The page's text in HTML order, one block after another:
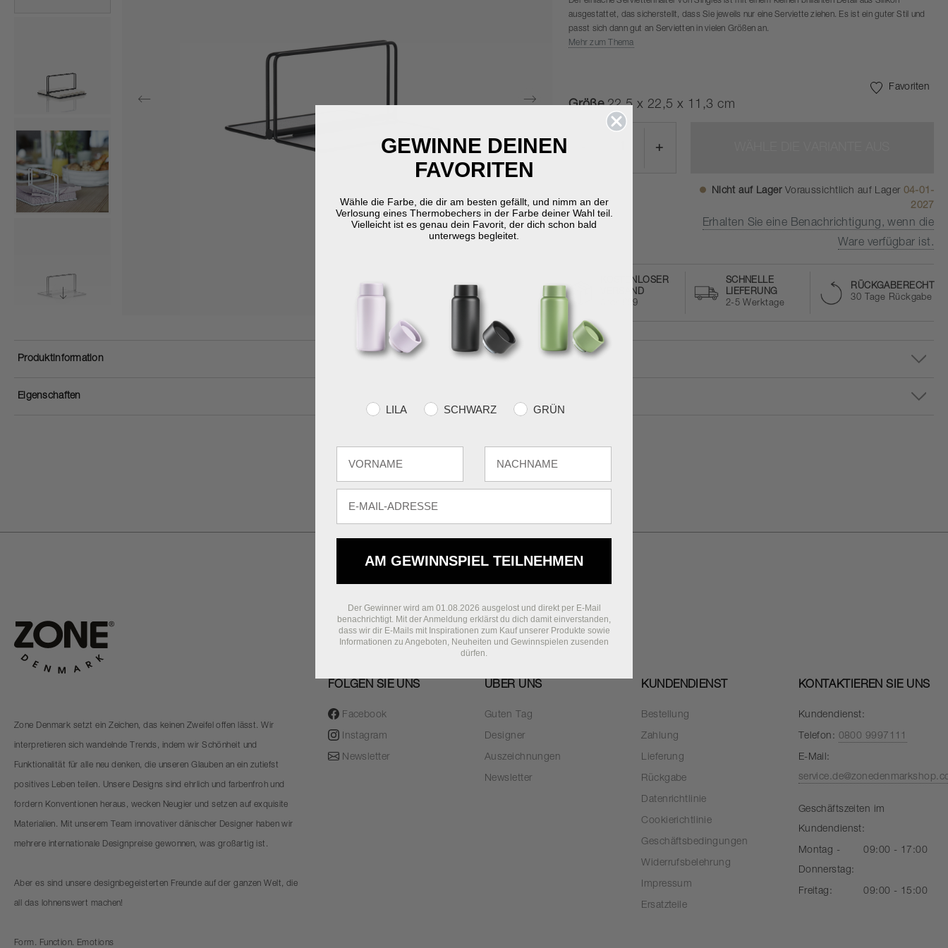
ausgestattet, das sicherstellt, dass Sie jeweils nur eine Serviette ziehen. Es ist ein guter Stil und
passt sich dann gut an Servietten in vielen Größen an.
Mehr zum Thema
Favoriten
Größe 22,5 x 22,5 x 11,3 cm
+
Nicht auf Lager Voraussichtlich auf Lager04-01-
2027
Erhalten Sie eine Benachrichtigung, wenn die
Ware verfügbar ist.
KOSTENLOSER
VERSAND
über €59
SCHNELLE
LIEFERUNG
2-5 Werktage
RÜCKGABERECHT
30 Tage Rückgabe
Eigenschaften
Produktinformation
Zone Denmark setzt ein Zeichen, das keinen Zweifel offen lässt. Wir
interpretieren sich wandelnde Trends, indem wir Schönheit und
Funktionalität für alle neu denken, die unseren Glauben an ein zutiefst
positives Leben teilen. Unsere Designs sind ehrlich und farbenfroh und
fordern Konventionen heraus, wecken Neugier und setzen auf exquisite
Materialien. Mit unserem Team innovativer dänischer Designer haben wir
mehrere internationale Designpreise gewonnen, was großartig ist.
Aber es sind unsere designbegeisterten Freunde auf der ganzen Welt, die
all das lohnenswert machen!
Form. Function. Emotions
FOLGEN SIE UNS
Facebook
Instagram
Newsletter
ÜBER UNS
Guten Tag
Designer
Auszeichnungen
Newsletter
KUNDENDIENST
Bestellung
Zahlung
Lieferung
Rückgabe
Datenrichtlinie
Cookierichtlinie
Geschäftsbedingungen
Widerrufsbelehrung
Impressum
Ersatzteile
KONTAKTIEREN SIE UNS
Kundendienst:
Telefon: 0800 9997111
E-Mail:
Geschäftszeiten im
Kundendienst:
Montag -
Donnerstag:
09:00 - 17:00
Freitag: 09:00 - 15:00
GEWINNE DEINEN
FAVORITEN
Wähle die Farbe, die dir am besten gefällt, und nimm an der
Verlosung eines Thermobechers in der Farbe deiner Wahl teil.
Vielleicht ist es genau dein Favorit, der dich schon bald
unterwegs begleitet.
Farvevalg
LILA SCHWARZ GRÜN
AM GEWINNSPIEL TEILNEHMEN
Der Gewinner wird am 01.08.2026 ausgelost und direkt per E-Mail
benachrichtigt. Mit der Anmeldung erklärst du dich damit einverstanden,
dass wir dir E-Mails mit Inspirationen zum Kauf unserer Produkte sowie
Informationen zu Angeboten, Neuheiten und Gewinnspielen zusenden
dürfen.